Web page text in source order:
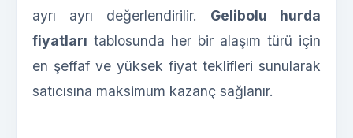
ayrı ayrı değerlendirilir. Gelibolu hurda
fiyatları tablosunda her bir alaşım türü için
en şeffaf ve yüksek fiyat teklifleri sunularak
satıcısına maksimum kazanç sağlanır.